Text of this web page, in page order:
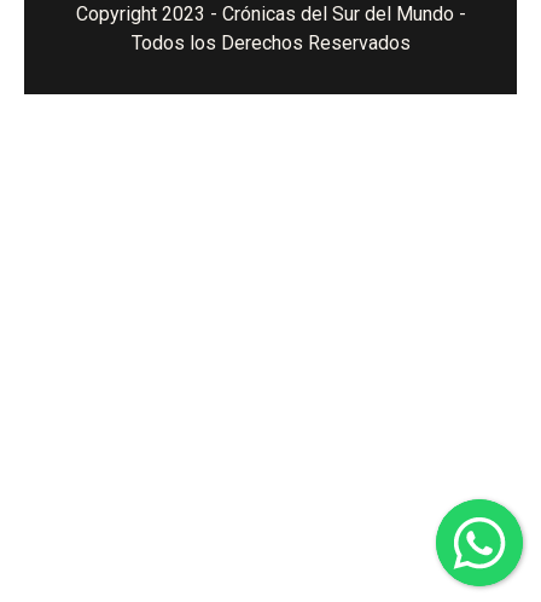
Copyright 2023 - Crónicas del Sur del Mundo -
Todos los Derechos Reservados